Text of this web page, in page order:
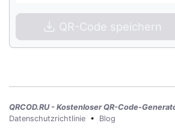
QR-Code speichern
QRCOD.RU - Kostenloser QR-Code-
Datenschutzrichtlinie • Blog